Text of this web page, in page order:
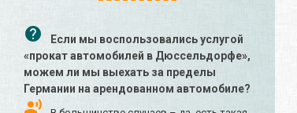
Если мы воспользовались услугой
«прокат автомобилей в Дюссельдорфе»,
можем ли мы выехать за пределы
Германии на арендованном автомобиле?